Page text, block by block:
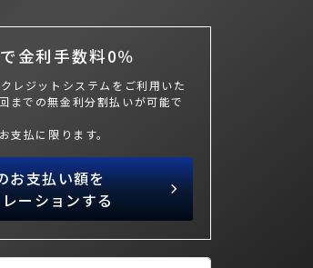
金利手数料0％
レジットシステムをご利用いた
までの無金利分割払いが可能で
払に限ります。
お支払い額を
ーションする